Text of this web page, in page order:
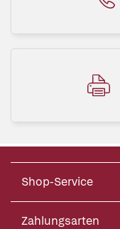
Shop-Service
Zahlungsarten